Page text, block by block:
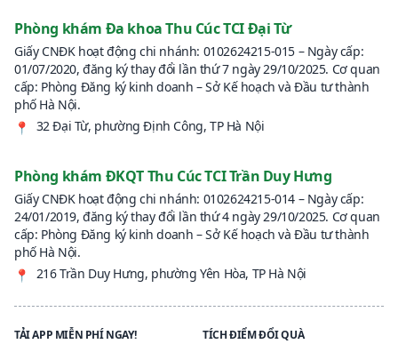
Phòng khám Đa khoa Thu Cúc TCI Đại Từ
Giấy CNĐK hoạt động chi nhánh: 0102624215-015 – Ngày cấp:
01/07/2020, đăng ký thay đổi lần thứ 7 ngày 29/10/2025. Cơ quan
cấp: Phòng Đăng ký kinh doanh – Sở Kế hoạch và Đầu tư thành
phố Hà Nội.
📍
32 Đại Từ, phường Định Công, TP Hà Nội
Phòng khám ĐKQT Thu Cúc TCI Trần Duy Hưng
Giấy CNĐK hoạt động chi nhánh: 0102624215-014 – Ngày cấp:
24/01/2019, đăng ký thay đổi lần thứ 4 ngày 29/10/2025. Cơ quan
cấp: Phòng Đăng ký kinh doanh – Sở Kế hoạch và Đầu tư thành
phố Hà Nội.
📍
216 Trần Duy Hưng, phường Yên Hòa, TP Hà Nội
TẢI APP MIỄN PHÍ NGAY! TÍCH ĐIỂM ĐỔI QUÀ